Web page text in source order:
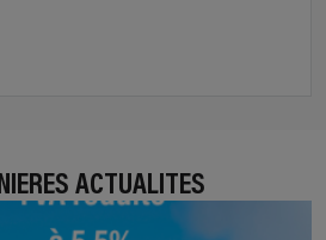
ACTUALITÉS